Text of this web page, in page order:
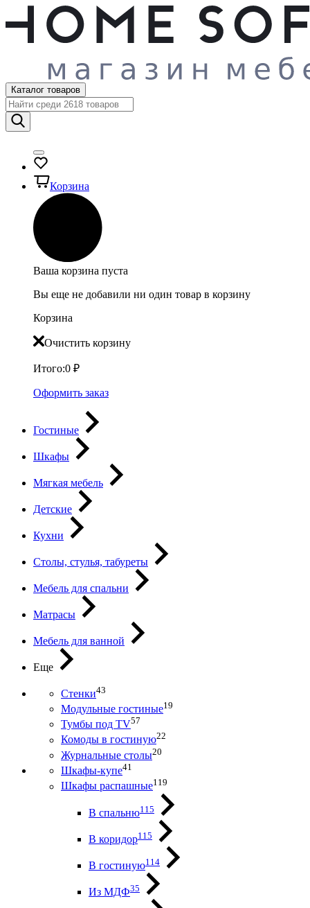
Каталог товаров
Корзина
Ваша корзина пуста
Вы еще не добавили ни один товар в корзину
Корзина
Очистить корзину
Итого:0 ₽
Оформить заказ
Гостиные
Шкафы
Мягкая мебель
Детские
Кухни
Столы, стулья, табуреты
Мебель для спальни
Матрасы
Мебель для ванной
Еще
Стенки43
Модульные гостиные19
Тумбы под ТV57
Комоды в гостиную22
Журнальные столы20
Шкафы-купе41
Шкафы распашные119
В спальню115
В коридор115
В гостиную114
Из МДФ35